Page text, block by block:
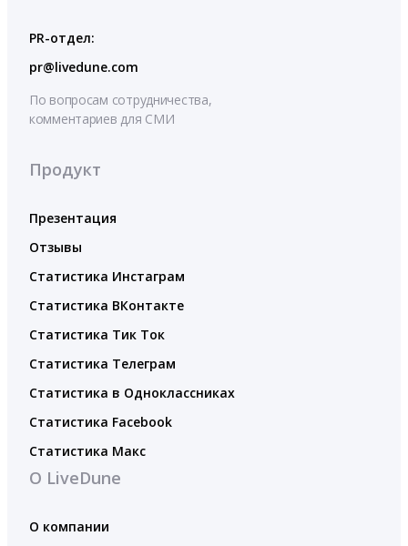
PR-отдел:
pr@livedune.com
По вопросам сотрудничества,
комментариев для СМИ
Продукт
Презентация
Отзывы
Статистика Инстаграм
Статистика ВКонтакте
Статистика Тик Ток
Статистика Телеграм
Статистика в Одноклассниках
Статистика Facebook
Статистика Макс
О LiveDune
О компании